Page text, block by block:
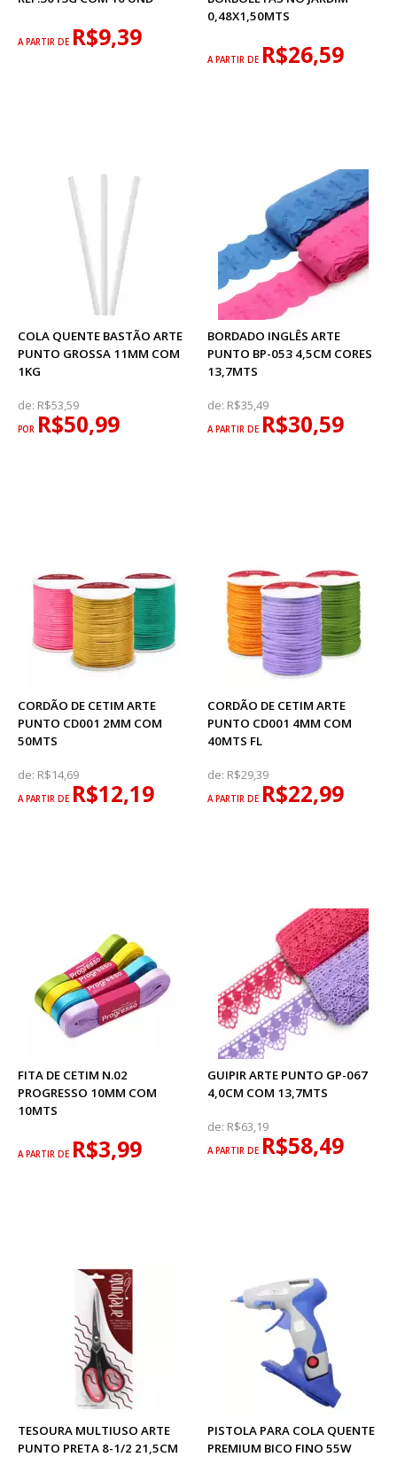
A PARTIR DE R$9,39
0,48X1,50MTS
A PARTIR DE R$26,59
COLA QUENTE BASTÃO ARTE
PUNTO GROSSA 11MM COM
1KG
de: R$53,59
POR R$50,99
BORDADO INGLÊS ARTE
PUNTO BP-053 4,5CM CORES
13,7MTS
de: R$35,49
A PARTIR DE R$30,59
CORDÃO DE CETIM ARTE
PUNTO CD001 2MM COM
50MTS
de: R$14,69
A PARTIR DE R$12,19
CORDÃO DE CETIM ARTE
PUNTO CD001 4MM COM
40MTS FL
de: R$29,39
A PARTIR DE R$22,99
FITA DE CETIM N.02
PROGRESSO 10MM COM
10MTS
A PARTIR DE R$3,99
GUIPIR ARTE PUNTO GP-067
4,0CM COM 13,7MTS
de: R$63,19
A PARTIR DE R$58,49
TESOURA MULTIUSO ARTE
PUNTO PRETA 8-1/2 21,5CM
PISTOLA PARA COLA QUENTE
PREMIUM BICO FINO 55W